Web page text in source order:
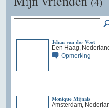
Johan van der Voet
Den Haag,
Opmerking
Monique Mijnals
Amsterdam,